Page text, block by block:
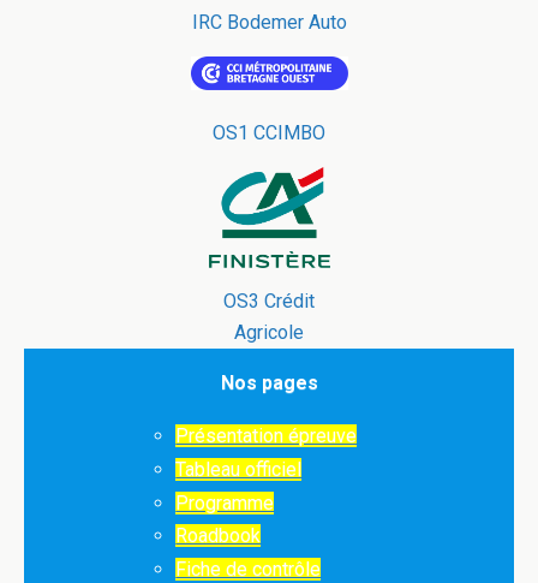
IRC Bodemer Auto
OS1 CCIMBO
OS3 Crédit
Agricole
Nos pages
Présentation épreuve
Tableau officiel
Programme
Roadbook
Fiche de contrôle